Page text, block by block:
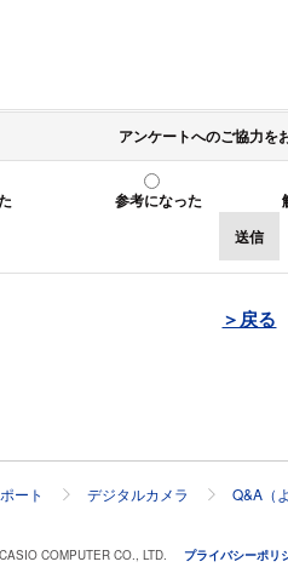
アンケートへのご協力を
参考になった
送信
＞戻る
ート デジタルカメラ Q&A（
COMPUTER CO., LTD. プライバシーポリ